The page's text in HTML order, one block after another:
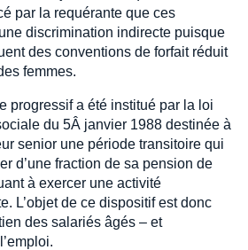
par la requérante que ces
discrimination indirecte puisque
des conventions de forfait réduit
femmes.
progressif a été institué par la loi
du 5Â janvier 1988 destinée à
senior une période transitoire qui
d’une fraction de sa pension de
à exercer une activité
L’objet de ce dispositif est donc
des salariés âgés – et